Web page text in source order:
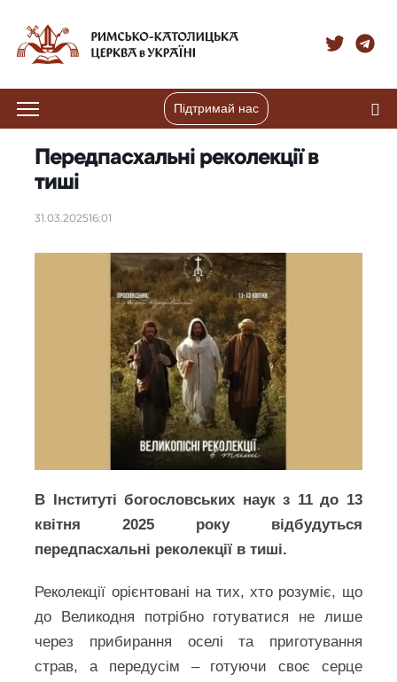
Підтримай нас
Передпасхальні реколекції в
тиші
31.03.202516:01
В Інституті богословських наук з 11 до 13
квітня 2025 року відбудуться
передпасхальні реколекції в тиші.
Реколекції орієнтовані на тих, хто розуміє, що
до Великодня потрібно готуватися не лише
через прибирання оселі та приготування
страв, а передусім – готуючи своє серце